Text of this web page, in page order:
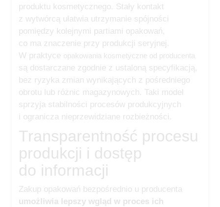
produktu kosmetycznego. Stały kontakt
z wytwórcą ułatwia utrzymanie spójności
pomiędzy kolejnymi partiami opakowań,
co ma znaczenie przy produkcji seryjnej.
W praktyce opakowania kosmetyczne od producenta
są dostarczane zgodnie z ustaloną specyfikacją,
bez ryzyka zmian wynikających z pośredniego
obrotu lub różnic magazynowych. Taki model
sprzyja stabilności procesów produkcyjnych
i ogranicza nieprzewidziane rozbieżności.
Transparentność procesu
produkcji i dostęp
do informacji
Zakup opakowań bezpośrednio u producenta
umożliwia lepszy wgląd w proces ich